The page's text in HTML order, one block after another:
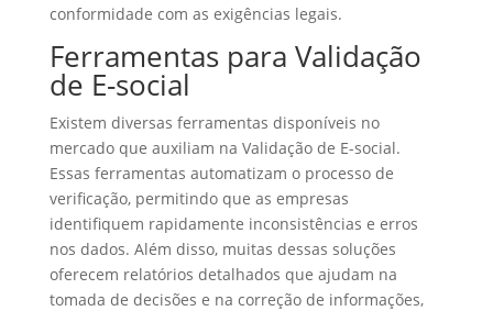
conformidade com as exigências legais.
Ferramentas para Validação
de E-social
Existem diversas ferramentas disponíveis no
mercado que auxiliam na Validação de E-social.
Essas ferramentas automatizam o processo de
verificação, permitindo que as empresas
identifiquem rapidamente inconsistências e erros
nos dados. Além disso, muitas dessas soluções
oferecem relatórios detalhados que ajudam na
tomada de decisões e na correção de informações,